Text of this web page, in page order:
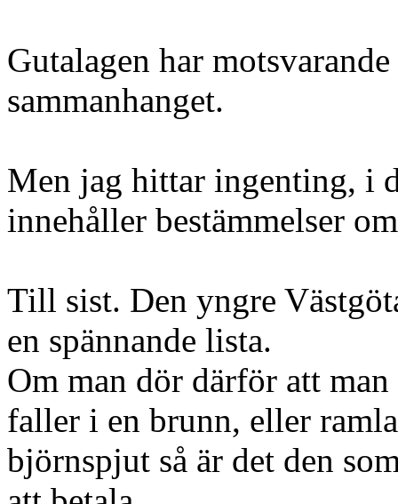
Gutalagen har
sammanhanget.
Men jag hittar ingenting, i
innehåller bestämmelser
Till sist. Den yngre
en spännande lista.
Om man dör därför att
faller i en brunn, eller
björnspjut så är det den